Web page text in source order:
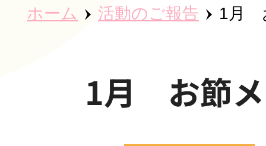
ホーム 活動のご報告 1月
1月 お節
秀英会につ
魅力・取り